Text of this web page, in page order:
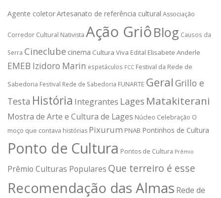
Agente coletorArtesanato de referência cultural Associação
Corredor Cultural Nativista Ação GriôBlog Causos da
Serra Cineclube cinema Cultura Viva Edital Elisabete Anderle
EMEB Izidoro Marin espetáculos FCC Festival da Rede de
Sabedoria Festival Rede de Sabedoria FUNARTE Geral Grillo e
Testa História Integrantes Lages Matakiterani
Mostra de Arte e Cultura de Lages Núcleo Celebração O
moço que contava histórias Pixurum PNAB Pontinhos de Cultura
Ponto de Cultura Pontos de Cultura Prêmio
Prêmio Culturas Populares Que terreiro é esse
Recomendação das Almas Rede de